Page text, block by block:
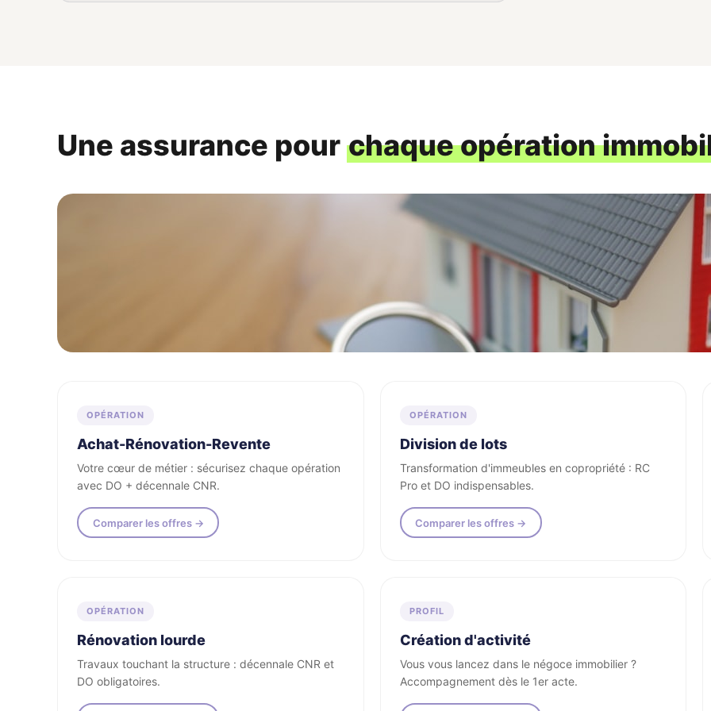
Une assurance pour chaque opération
OPÉRATION
Achat-Rénovation-Revente
Votre cœur de métier : sécurisez chaque opération
avec DO + décennale CNR.
Comparer les offres →
OPÉRATION
Division de lots
Transformation d'immeubles en copropriété : RC
Pro et DO indispensables.
Comparer les offres →
OPÉRATION
Rénovation lourde
Travaux touchant la structure : décennale CNR et
DO obligatoires.
PROFIL
Création d'activité
Vous vous lancez dans le négoce immobilier ?
Accompagnement dès le 1er acte.